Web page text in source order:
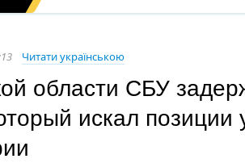
Читати українською
области СБУ
искал позиции